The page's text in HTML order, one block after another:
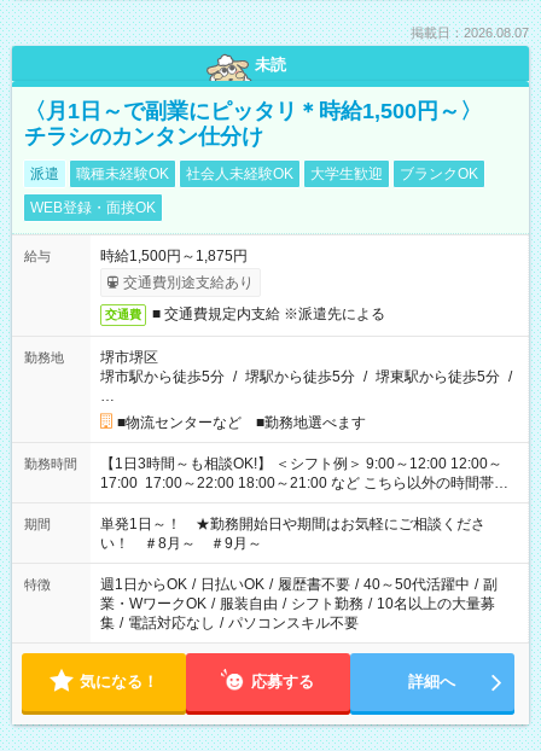
掲載日：2026.08.07
未読
〈月1日～で副業にピッタリ＊時給1,500円～〉
チラシのカンタン仕分け
派遣 職種未経験OK 社会人未経験OK 大学生歓迎
ブランクOK
WEB登録・面接OK
給与
時給1,500円～1,875円
交通費別途支給あり
交通費 ■ 交通費規定内支給 ※派遣先による
勤務地
堺市堺区
堺市駅から徒歩5分 / 堺駅から徒歩5分 / 堺東駅から徒歩5分 /
…
■物流センターなど ■勤務地選べます
勤務時間
【1日3時間～も相談OK!】 ＜シフト例＞ 9:00～12:00 12:00～
17:00 17:00～22:00 18:00～21:00 など こちら以外の時間帯も
お気軽にご相談ください！
期間
単発1日～！ ★勤務開始日や期間はお気軽にご相談くださ
い！ ＃8月～ ＃9月～
特徴 週1日からOK / 日払いOK / 履歴書不要 / 40～50代活躍中 / 副
業・WワークOK / 服装自由 / シフト勤務 / 10名以上の大量募
集 / 電話対応なし / パソコンスキル不要
気になる！ 応募する 詳細へ